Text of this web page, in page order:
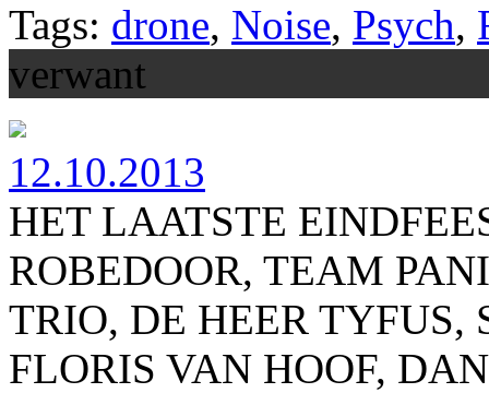
Tags: drone, Noise, Psych,
verwant
12.10.2013
HET LAATSTE
ROBEDOOR, TEAM
TRIO, DE HEER TYFUS,
FLORIS VAN HOOF,